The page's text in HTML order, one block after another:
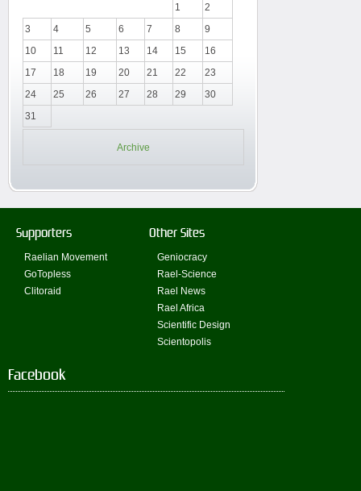
1
2
3
4 5 6 7 8
9
10
11 12 13 14 15
16
17
18 19 20 21 22
23
24
25 26 27 28 29
30
31
Archive
Supporters
Raelian Movement
GoTopless
Clitoraid
Other Sites
Geniocracy
Rael-Science
Rael News
Rael Africa
Scientific Design
Scientopolis
Facebook